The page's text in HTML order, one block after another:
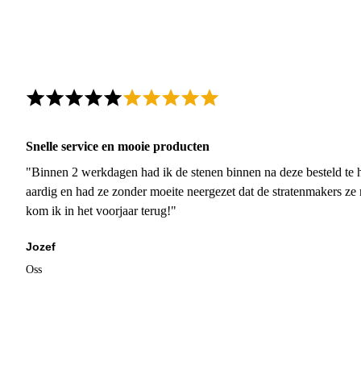
Snelle service en mooie producten
"Binnen 2 werkdagen had ik de stenen binnen na deze besteld
aardig en had ze zonder moeite neergezet dat de stratenmakers
kom ik in het voorjaar terug!"
Jozef
Oss